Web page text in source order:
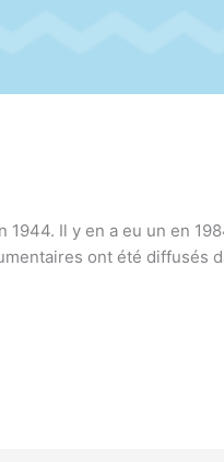
Il y en a eu un en
ont été diffusés